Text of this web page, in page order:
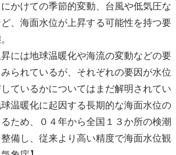
にかけての季節的変動、台風や低気圧な
、海面水位が上昇する可能性を持つ要
には地球温暖化や海流の変動などの要
られているが、それぞれの要因が水位
しているかについてはまだ解明されてい
温暖化に起因する長期的な海面水位の
ため、０４年から全国１３か所の検潮
備し、従来より高い精度で海面水位観